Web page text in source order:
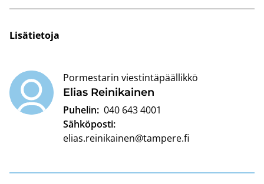
Li­sä­tie­to­ja
Elias Rei­ni­kai­nen
Pormestarin viestintäpäällikkö
Puhelin: 040 643 4001
Sähköposti:
elias.reinikainen@tampere.fi